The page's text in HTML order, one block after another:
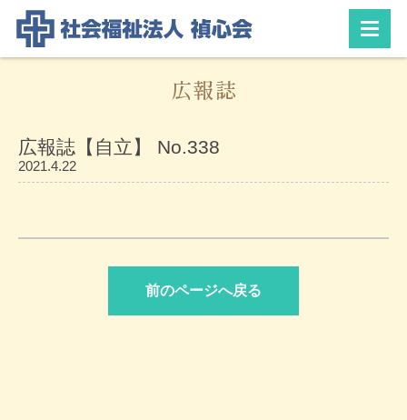
広報誌
広報誌【自立】 No.338
2021.4.22
前のページへ戻る